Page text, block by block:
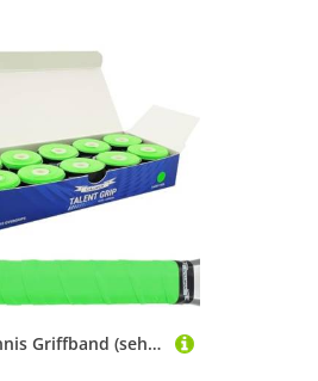
10er Set Tennis Griffband (sehr griffig) | 0,50-0,60mm Stärke | Overgrip für Squash Badminton Schläger & Kicker inkl. selbstklebendes Abschlußband | Anti-Rutsch (Grün)